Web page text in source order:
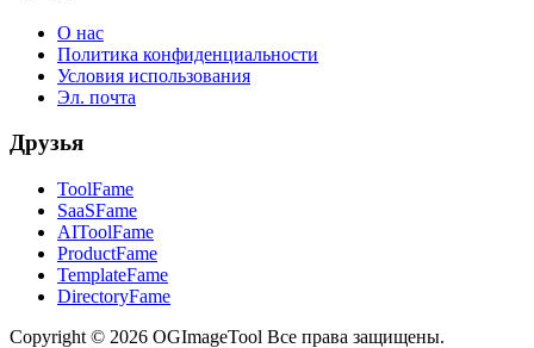
О нас
Политика конфиденциальности
Условия использования
Эл. почта
Друзья
ToolFame
SaaSFame
AIToolFame
ProductFame
TemplateFame
DirectoryFame
Copyright © 2026 OGImageTool Все права защищены.